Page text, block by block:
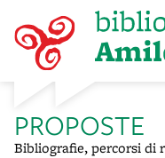
PROPOSTE
Bibliografie, percorsi di